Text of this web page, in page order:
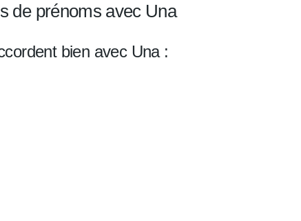
de prénoms avec Una
bien avec Una :